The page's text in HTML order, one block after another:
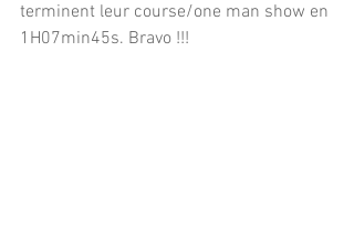
terminent leur course/one man show en
1H07min45s. Bravo !!!